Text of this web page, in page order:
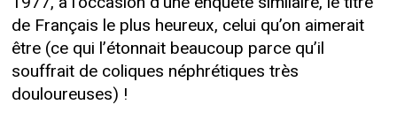
de Français le plus heureux, celui qu’on aimerait
être (ce qui l’étonnait beaucoup parce qu’il
souffrait de coliques néphrétiques très
douloureuses) !